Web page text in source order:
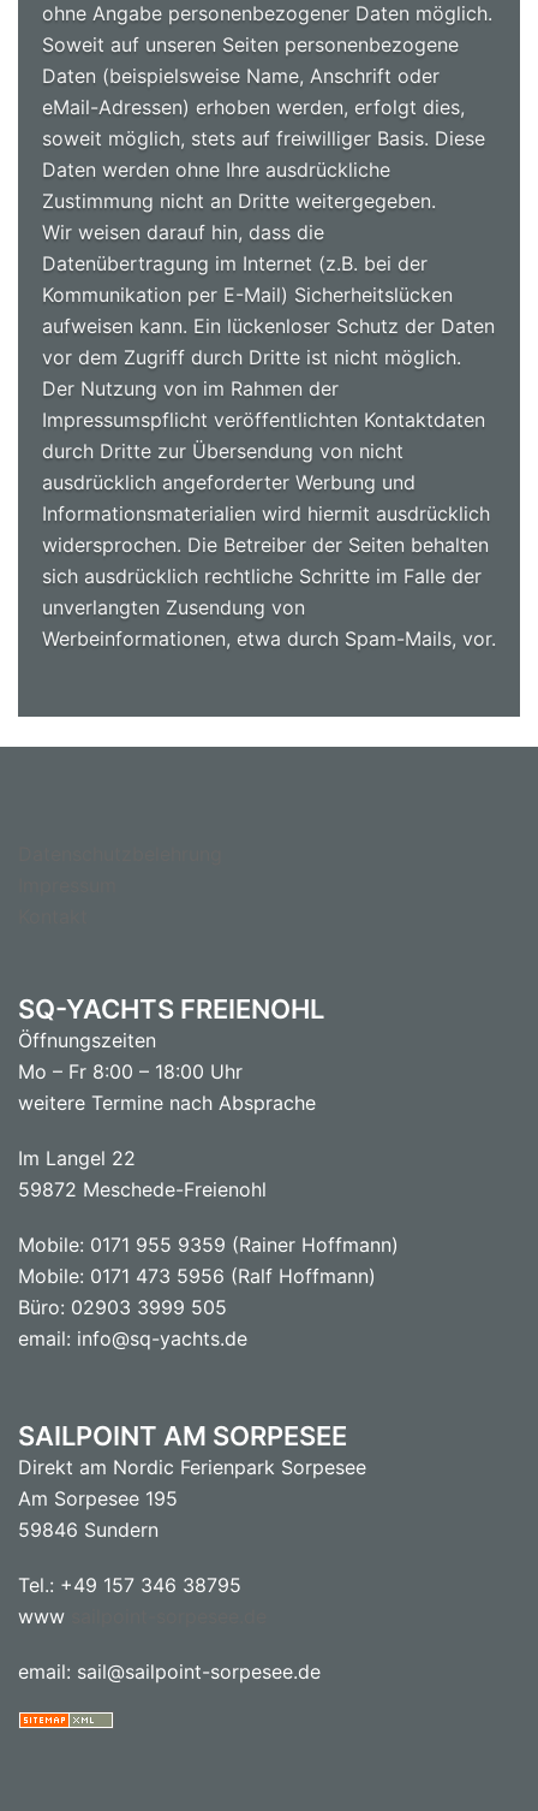
ohne Angabe personenbezogener Daten möglich.
Soweit auf unseren Seiten personenbezogene
Daten (beispielsweise Name, Anschrift oder
eMail-Adressen) erhoben werden, erfolgt dies,
soweit möglich, stets auf freiwilliger Basis. Diese
Daten werden ohne Ihre ausdrückliche
Zustimmung nicht an Dritte weitergegeben.
Wir weisen darauf hin, dass die
Datenübertragung im Internet (z.B. bei der
Kommunikation per E-Mail) Sicherheitslücken
aufweisen kann. Ein lückenloser Schutz der Daten
vor dem Zugriff durch Dritte ist nicht möglich.
Der Nutzung von im Rahmen der
Impressumspflicht veröffentlichten Kontaktdaten
durch Dritte zur Übersendung von nicht
ausdrücklich angeforderter Werbung und
Informationsmaterialien wird hiermit ausdrücklich
widersprochen. Die Betreiber der Seiten behalten
sich ausdrücklich rechtliche Schritte im Falle der
unverlangten Zusendung von
Werbeinformationen, etwa durch Spam-Mails, vor.
SQ-YACHTS FREIENOHL
Öffnungszeiten
Mo – Fr 8:00 – 18:00 Uhr
weitere Termine nach Absprache
Im Langel 22
59872 Meschede-Freienohl
Mobile: 0171 955 9359 (Rainer Hoffmann)
Mobile: 0171 473 5956 (Ralf Hoffmann)
Büro: 02903 3999 505
email: info@sq-yachts.de
SAILPOINT AM SORPESEE
Direkt am Nordic Ferienpark Sorpesee
Am Sorpesee 195
59846 Sundern
Tel.: +49 157 346 38795
www
email: sail@sailpoint-sorpesee.de